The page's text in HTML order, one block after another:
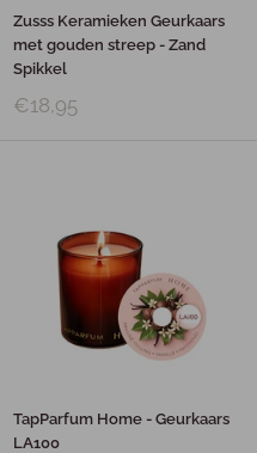
Zusss Keramieken Geurkaars
met gouden streep - Zand
Spikkel
€18,95
TapParfum Home - Geurkaars
LA100